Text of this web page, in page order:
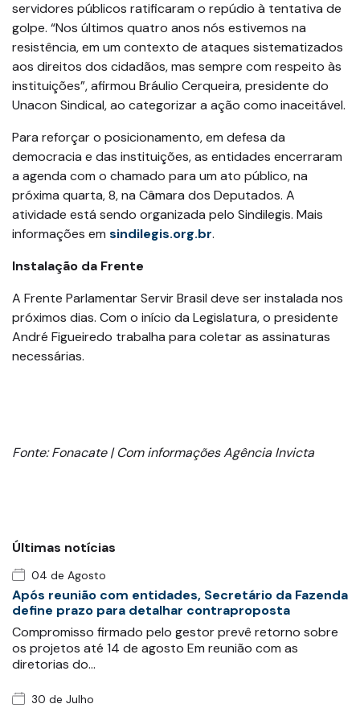
servidores públicos ratificaram o repúdio à tentativa de
golpe. “Nos últimos quatro anos nós estivemos na
resistência, em um contexto de ataques sistematizados
aos direitos dos cidadãos, mas sempre com respeito às
instituições”, afirmou Bráulio Cerqueira, presidente do
Unacon Sindical, ao categorizar a ação como inaceitável.
Para reforçar o posicionamento, em defesa da
democracia e das instituições, as entidades encerraram
a agenda com o chamado para um ato público, na
próxima quarta, 8, na Câmara dos Deputados. A
atividade está sendo organizada pelo Sindilegis. Mais
informações em sindilegis.org.br.
Instalação da Frente
A Frente Parlamentar Servir Brasil deve ser instalada nos
próximos dias. Com o início da Legislatura, o presidente
André Figueiredo trabalha para coletar as assinaturas
necessárias.
Fonte: Fonacate | Com informações Agência Invicta
Últimas notícias
04 de Agosto
Após reunião com entidades, Secretário da Fazenda
define prazo para detalhar contraproposta
Compromisso firmado pelo gestor prevê retorno sobre
os projetos até 14 de agosto Em reunião com as
diretorias do…
30 de Julho